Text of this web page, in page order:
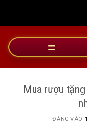
dung
Mua rượu
ĐĂNG VÀO